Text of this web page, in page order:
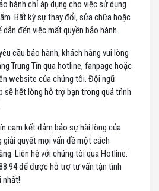
hành chỉ áp dụng cho việc sử dụng
Bất kỳ sự thay đổi, sửa chữa hoặc
đến việc mất quyền bảo hành.
cầu bảo hành, khách hàng vui lòng
Trung Tín qua hotline, fanpage hoặc
website của chúng tôi. Đội ngũ
sẽ hết lòng hỗ trợ bạn trong quá trình
cam kết đảm bảo sự hài lòng của
giải quyết mọi vấn đề một cách
Liên hệ với chúng tôi qua Hotline:
để được hỗ trợ tư vấn tận tình
nhất!